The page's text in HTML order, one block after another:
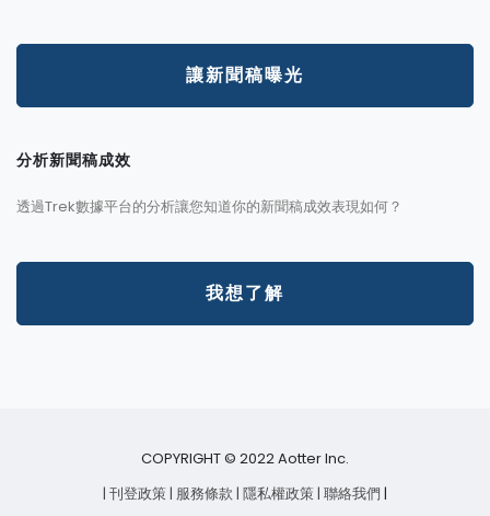
讓新聞稿曝光
分析新聞稿成效
透過Trek數據平台的分析讓您知道你的新聞稿成效表現如何？
我想了解
COPYRIGHT © 2022 Aotter Inc.
| 刊登政策| 服務條款| 隱私權政策| 聯絡我們 |